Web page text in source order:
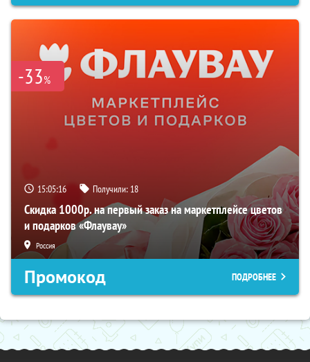
-33%
15:05:15 Получили: 18
Скидка 1000р. на первый заказ на маркетплейсе цветов
и подарков «Флаувау»
Россия
Промокод ПОДРОБНЕЕ